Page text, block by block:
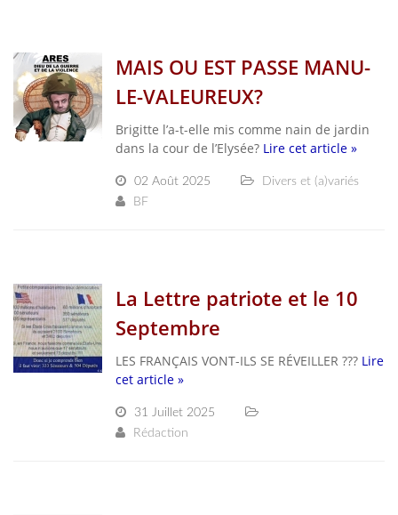
MAIS OU EST PASSE MANU-
LE-VALEUREUX?
Brigitte l’a-t-elle mis comme nain de jardin
dans la cour de l’Elysée? Lire cet article »
02 Août 2025
Divers et (a)variés
BF
La Lettre patriote et le 10
Septembre
LES FRANÇAIS VONT-ILS SE RÉVEILLER ??? Lire
cet article »
31 Juillet 2025
Rédaction